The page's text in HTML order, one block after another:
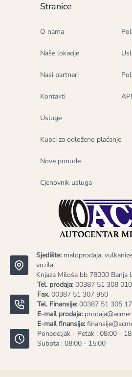
Sjedište: maloprodaja,
vozila
Knjaza Miloša bb 78000 Banja
Tel. prodaja: 00387 51 308 010
Fax. 00387 51 307 950
Tel. Finansije: 00387 51 305
E-mail prodaja:
E-mail finansije:
Ponedeljak - Petak : 08:00 -
Subota : 08:00 - 15:00
Stranice
O nama
Naše lokacije
Nasi partneri
Kontakti
Usluge
Kupci za odloženo plaćanje
Nove ponude
Cjenovnik usluga